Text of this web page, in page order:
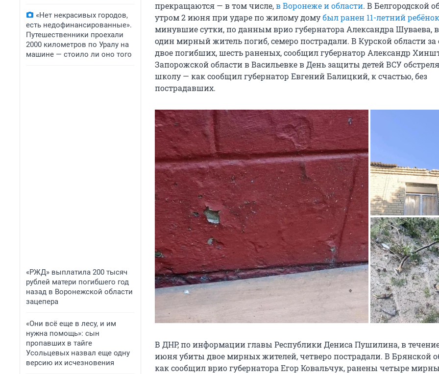
«Нет некрасивых городов,
есть недофинансированные».
Путешественники проехали
2000 километров по Уралу на
машине — стоило ли оно того
«РЖД» выплатила 200 тысяч
рублей матери погибшего год
назад в Воронежской области
зацепера
«Они всё еще в лесу, и им
нужна помощь»: сын
пропавших в тайге
Усольцевых назвал еще одну
версию их исчезновения
прекращаются — в том числе,в Воронеже и области. В Белгородской
утром 2 июня при ударе по жилому домубыл ранен 11-летний ребёнок
минувшие сутки, по данным врио губернатора Александра Шуваева,
один мирный житель погиб, семеро пострадали. В Курской области за
двое погибших, шесть раненых, сообщил губернатор Александр
Запорожской области в Васильевке в День защиты детей ВСУ
школу — как сообщил губернатор Евгений Балицкий, к счастью, без
пострадавших.
В ДНР, по информации главы Республики Дениса Пушилина, в
июня убиты двое мирных жителей, четверо пострадали. В Брянской
как сообщил врио губернатора Егор Ковальчук, ранены четыре